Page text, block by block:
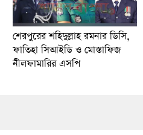
শেরপুরের শহিদুল্লাহ রমনার ডিসি,
ফাতিহা সিআইডি ও মোস্তাফিজ
নীলফামারির এসপি